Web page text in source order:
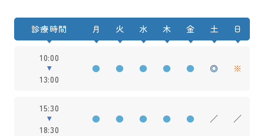
診療時間 月 火 水 木 金 土 日
10:00
13:00
● ● ● ● ● ◎ ※
15:30
18:30
● ● ● ● ● ／ ／